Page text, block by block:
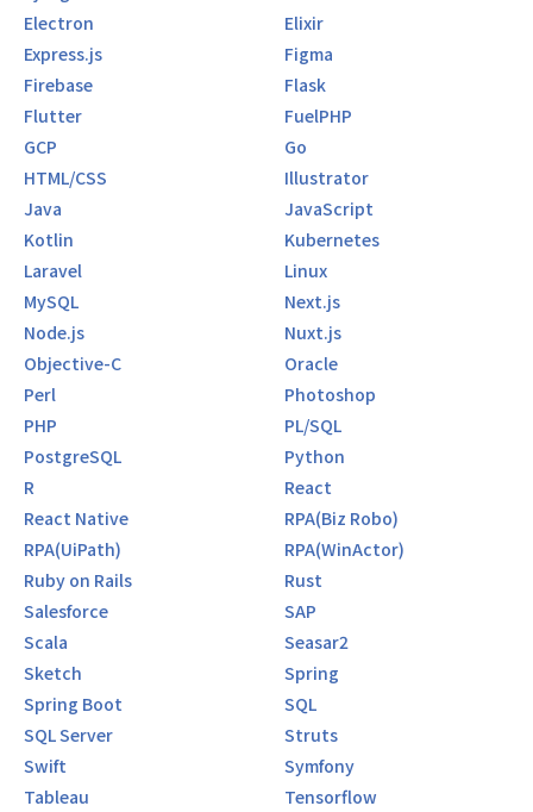
Electron
Elixir
Express.js
Figma
Firebase
Flask
Flutter
FuelPHP
GCP
Go
HTML/CSS
Illustrator
Java
JavaScript
Kotlin
Kubernetes
Laravel
Linux
MySQL
Next.js
Node.js
Nuxt.js
Objective-C
Oracle
Perl
Photoshop
PHP
PL/SQL
PostgreSQL
Python
R
React
React Native
RPA(Biz Robo)
RPA(UiPath)
RPA(WinActor)
Ruby on Rails
Rust
Salesforce
SAP
Scala
Seasar2
Sketch
Spring
Spring Boot
SQL
SQL Server
Struts
Swift
Symfony
Tableau
Tensorflow